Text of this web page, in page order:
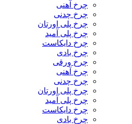
چرخ آهنی
چرخ چدنی
چرخ پلی اورتان
چرخ پلی آمید
چرخ دایکاست
چرخ بادی
چرخ ورقی
چرخ آهنی
چرخ چدنی
چرخ پلی اورتان
چرخ پلی آمید
چرخ دایکاست
چرخ بادی